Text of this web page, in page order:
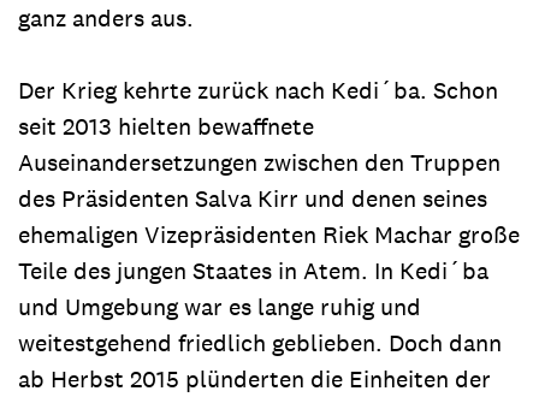
ganz anders aus.
Der Krieg kehrte zurück nach Kedi´ba. Schon
seit 2013 hielten bewaffnete
Auseinandersetzungen zwischen den Truppen
des Präsidenten Salva Kirr und denen seines
ehemaligen Vizepräsidenten Riek Machar große
Teile des jungen Staates in Atem. In Kedi´ba
und Umgebung war es lange ruhig und
weitestgehend friedlich geblieben. Doch dann
ab Herbst 2015 plünderten die Einheiten der